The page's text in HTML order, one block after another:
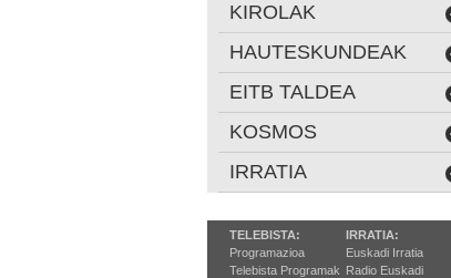
KIROLAK
HAUTESKUNDEAK
EITB TALDEA
KOSMOS
IRRATIA
TELEBISTA:
Programazioa
Telebista Programak
IRRATIA:
Euskadi Irratia
Radio Euskadi